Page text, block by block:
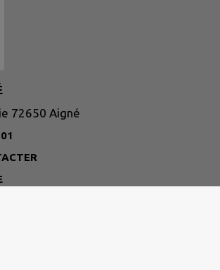
72650 Aigné